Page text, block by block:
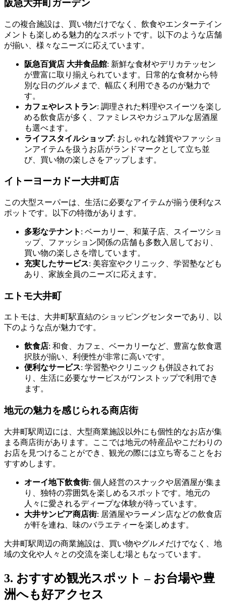
阪急大井町ガーデン
この複合施設は、買い物だけでなく、飲食やエンターテイン
メントも楽しめる魅力的なスポットです。以下のような店舗
が揃い、様々なニーズに応えています。
阪急百貨店 大井食品館: 新鮮な食材やデリカテッセン
が豊富に取り揃えられています。日常的な食材から特
別な日のグルメまで、幅広く利用できるのが魅力で
す。
カフェやレストラン: 調理された料理やスイーツを楽し
める飲食店が多く、ファミレスやカジュアルな居酒屋
も選べます。
ライフスタイルショップ: おしゃれな雑貨やファッショ
ンアイテムを扱うお店がランドマークとして立ち並
び、買い物の楽しさをアップします。
イトーヨーカドー大井町店
この大型スーパーは、生活に必要なアイテムが揃う便利なス
ポットです。以下の特徴があります。
多彩なテナント : ベーカリー、和菓子店、スイーツショ
ップ、ファッション関係の店舗も多数入居しており、
買い物の楽しさを増しています。
充実したサービス: 美容室やクリニック、学習塾なども
あり、家族全員のニーズに応えます。
エトモ大井町
エトモは、大井町駅直結のショッピングセンターであり、以
下のような点が魅力です。
飲食店: 和食、カフェ、ベーカリーなど、豊富な飲食選
択肢が揃い、利便性が非常に高いです。
便利なサービス: 学習塾やクリニックも併設されてお
り、生活に必要なサービスがワンストップで利用でき
ます。
地元の魅力を感じられる商店街
大井町駅周辺には、大型商業施設以外にも個性的なお店が集
まる商店街があります。ここでは地元の特産品やこだわりの
お店を見つけることができ、観光の際には立ち寄ることをお
すすめします。
オーイ地下飲食街: 個人経営のスナックや居酒屋が集ま
り、独特の雰囲気を楽しめるスポットです。地元の
人々に愛されるディープな体験が待っています。
大井サンピア商店街: 居酒屋やラーメン店などの飲食店
が軒を連ね、味のバラエティーを楽しめます。
大井町駅周辺の商業施設は、買い物やグルメだけでなく、地
域の文化や人々との交流を楽しむ場ともなっています。
3. おすすめ観光スポット – お台場や豊
洲へも好アクセス